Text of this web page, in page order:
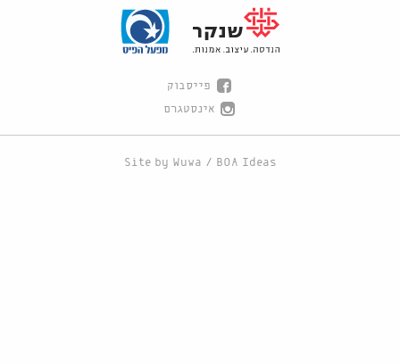
פייסבוק
אינסטגרם
Site by Wuwa / BOA Ideas